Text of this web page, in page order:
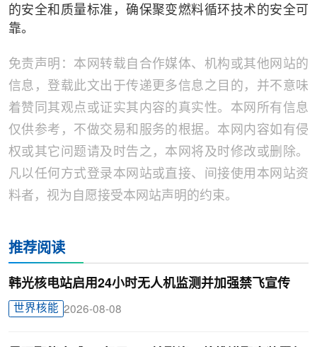
的安全和质量标准，确保聚变燃料循环技术的安全可
靠。
免责声明：本网转载自合作媒体、机构或其他网站的
信息，登载此文出于传递更多信息之目的，并不意味
着赞同其观点或证实其内容的真实性。本网所有信息
仅供参考，不做交易和服务的根据。本网内容如有侵
权或其它问题请及时告之，本网将及时修改或删除。
凡以任何方式登录本网站或直接、间接使用本网站资
料者，视为自愿接受本网站声明的约束。
推荐阅读
韩光核电站启用24小时无人机监测并加强禁飞宣传
世界核能 2026-08-08